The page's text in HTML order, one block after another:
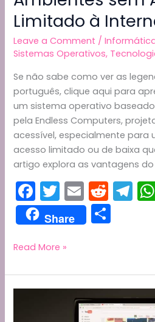
Limitado à
Leave a Comment /
Sistemas Operativos,
Se não sabe como ver as
português, clique aqui para
um sistema operativo baseado
pela Endless Computers,
acessível, especialmente para
acesso limitado ou de baixa
artigo explora as vantagens do
F
a
c
e
b
o
T
w
itt
er
E
m
ai
R
e
d
t
T
el
a
m
Share
e
Endless
Um
Sistema
Read More »